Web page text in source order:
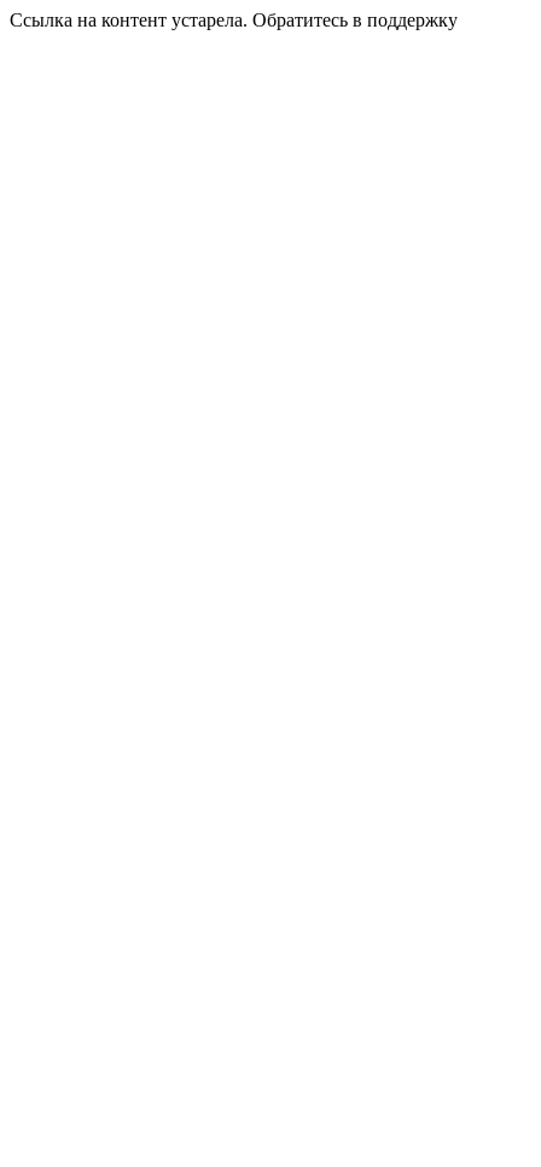
Ссылка на контент устарела. Обратитесь в поддержку